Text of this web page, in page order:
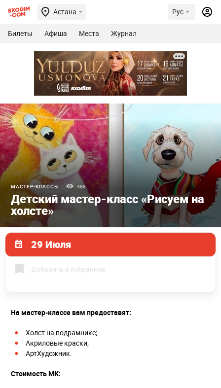
Астана Рус
Билеты Афиша Места Журнал
МАСТЕР-КЛАССЫ 488
Детский мастер-класс «Рисуем на
холсте»
29 Июля
Добавить в избранное
На мастер-классе вам предоставят:
Холст на подрамнике;
Акриловые краски;
АртХудожник.
Стоимость МК: